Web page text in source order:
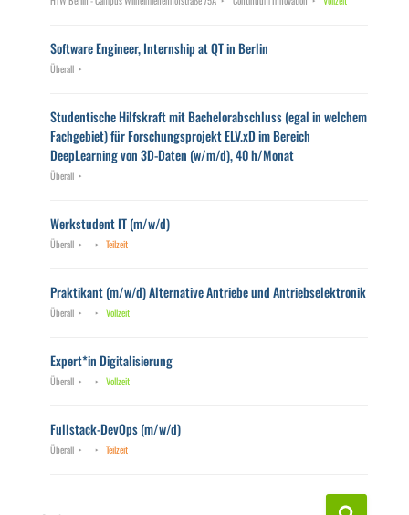
Software Engineer, Internship at QT in Berlin
Überall
Studentische Hilfskraft mit Bachelorabschluss (egal in welchem
Fachgebiet) für Forschungsprojekt ELV.xD im Bereich
DeepLearning von 3D-Daten (w/m/d), 40 h/Monat
Überall
Werkstudent IT (m/w/d)
Überall Teilzeit
Praktikant (m/w/d) Alternative Antriebe und Antriebselektronik
Überall Vollzeit
Expert*in Digitalisierung
Überall Vollzeit
Fullstack-DevOps (m/w/d)
Überall Teilzeit